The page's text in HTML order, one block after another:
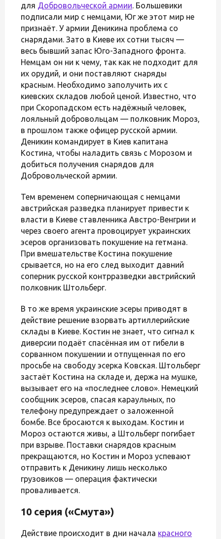
для Добровольческой армии. Большевики
подписали мир с немцами, Юг же этот мир не
признаёт. У армии Деникина проблема со
снарядами. Зато в Киеве их сотни тысяч —
весь бывший запас Юго-Западного фронта.
Немцам он ни к чему, так как не подходит для
их орудий, и они поставляют снаряды
красным. Необходимо заполучить их с
киевских складов любой ценой. Известно, что
при Скоропадском есть надёжный человек,
лояльный добровольцам — полковник Мороз,
в прошлом также офицер русской армии.
Деникин командирует в Киев капитана
Костина, чтобы наладить связь с Морозом и
добиться получения снарядов для
Добровольческой армии.
Тем временем соперничающая с немцами
австрийская разведка планирует привести к
власти в Киеве ставленника Австро-Венгрии и
через своего агента провоцирует украинских
эсеров организовать покушение на гетмана.
При вмешательстве Костина покушение
срывается, но на его след выходит давний
соперник русской контрразведки австрийский
полковник Штольберг.
В то же время украинские эсеры приводят в
действие решение взорвать артиллерийские
склады в Киеве. Костин не знает, что сигнал к
диверсии подаёт спасённая им от гибели в
сорванном покушении и отпущенная по его
просьбе на свободу эсерка Ковская. Штольберг
застаёт Костина на складе и, держа на мушке,
вызывает его на «последнее слово». Немецкий
сообщник эсеров, спасая караульных, по
телефону предупреждает о заложенной
бомбе. Все бросаются к выходам. Костин и
Мороз остаются живы, а Штольберг погибает
при взрыве. Поставки снарядов красным
прекращаются, но Костин и Мороз успевают
отправить к Деникину лишь несколько
грузовиков — операция фактически
проваливается.
10 серия («Смута»)
Действие происходит в дни начала красного